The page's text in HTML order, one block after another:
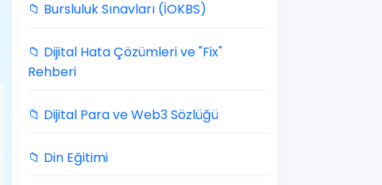
📁 Bursluluk Sınavları (İOKBS)
📁 Dijital Hata Çözümleri ve "Fix"
Rehberi
📁 Dijital Para ve Web3 Sözlüğü
📁 Din Eğitimi